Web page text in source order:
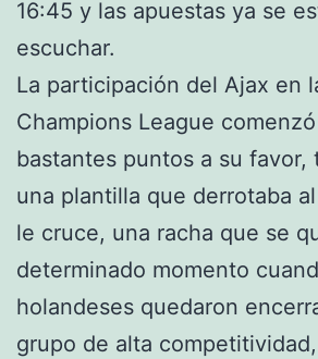
16:45 y las apuestas ya se
escuchar.
La participación del Ajax en
Champions League
bastantes puntos a su favor,
una plantilla que derrotaba
le cruce, una racha que se
determinado momento
holandeses quedaron
grupo de alta